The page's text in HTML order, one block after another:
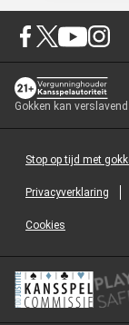
Gokken kan
Stop op tijd met
Privacyverklaring
Cookies